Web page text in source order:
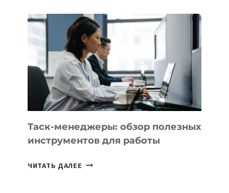
БИЗНЕСА:
КАКИЕ
3
ЗАДАЧИ
ЕМУ
МОЖНО
ПОРУЧИТЬ
УЖЕ
СЕГОДНЯ
Таск-менеджеры: обзор полезных
инструментов для работы
ЧИТАТЬ ДАЛЕЕ ТАСК-